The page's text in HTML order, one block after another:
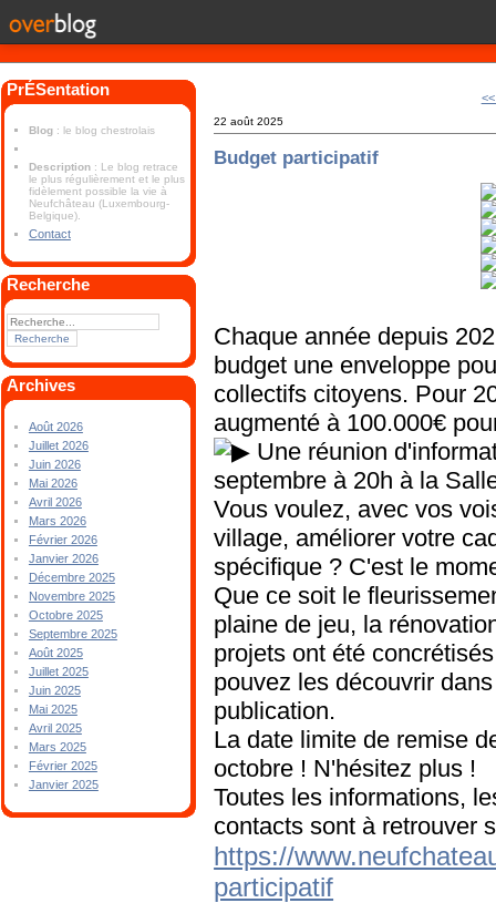
PrÉSentation
Blog : le blog chestrolais
Description : Le blog retrace
le plus régulièrement et le plus
fidèlement possible la vie à
Neufchâteau (Luxembourg-
Belgique).
Contact
Recherche
Archives
Août 2026
Juillet 2026
Juin 2026
Mai 2026
Avril 2026
Mars 2026
Février 2026
Janvier 2026
Décembre 2025
Novembre 2025
Octobre 2025
Septembre 2025
Août 2025
Juillet 2025
Juin 2025
Mai 2025
Avril 2025
Mars 2025
Février 2025
Janvier 2025
22 août 2025
Budget participatif
Chaque année depuis
budget une enveloppe
collectifs citoyens. Pour
augmenté à 100.000€
Une réunion
septembre à 20h à la
Vous voulez, avec vos
village, améliorer votre
spécifique ? C'est le
Que ce soit le
plaine de jeu, la
projets ont été
pouvez les découvrir
publication.
La date limite de remise
octobre ! N'hésitez plus !
Toutes les informations,
contacts sont à retrouver
https://
participatif